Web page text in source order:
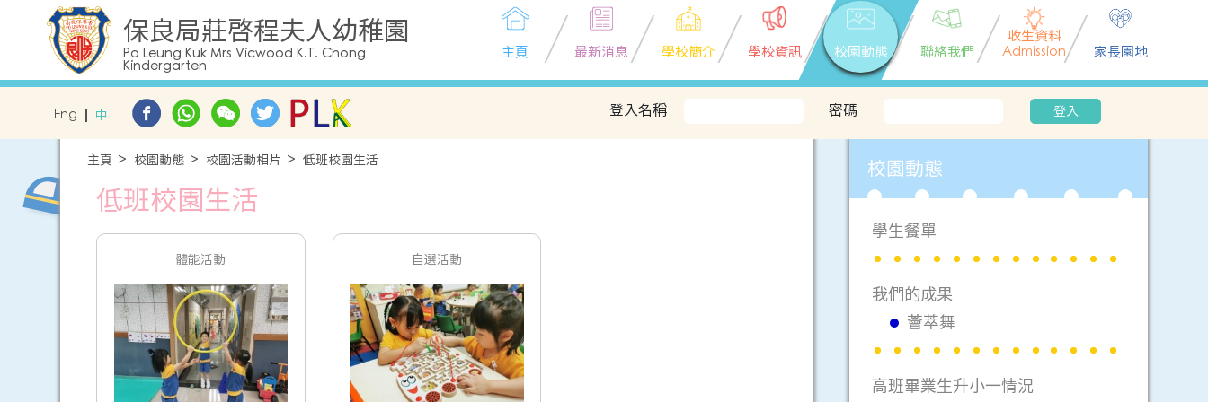
保良局莊啓程夫人幼稚園
Po Leung Kuk Mrs Vicwood K.T. Chong
Kindergarten
主頁 最新消息 學校簡介 學校資訊 校園動態 聯絡我們
收生資料
Admission
家長園地
Eng 中 登入名稱 密碼 登入
主頁 校園動態 校園活動相片 低班校園生活
低班校園生活
體能活動 自選活動
校園動態
學生餐單
我們的成果
薈萃舞
高班畢業生升小一情況